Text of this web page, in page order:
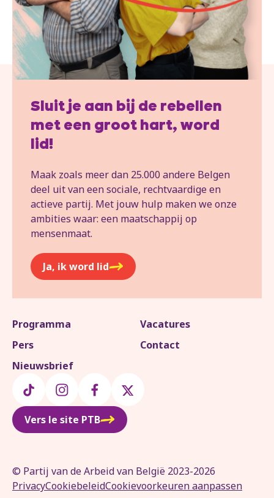
Sluit je aan bij de rebellen
met een groot hart, word
lid!
Maak zoals meer dan 25.000 andere Belgen
deel uit van een sociale, rechtvaardige en
actieve partij. Met jouw hulp maken we onze
ambities waar: een maatschappij op
mensenmaat.
Ja, ik word lid
Programma
Vacatures
Pers
Contact
Nieuwsbrief
Vers le site PTB
© Partij van de Arbeid van België 2023-2026
PrivacyCookiebeleidCookievoorkeuren aanpassen